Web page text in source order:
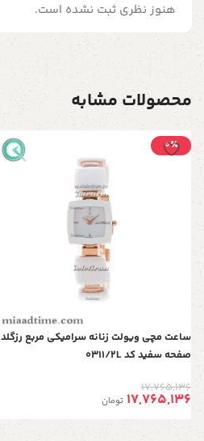
هنوز نظری ثبت نشده است.
محصولات مشابه
0٪
ساعت مچی ویولت زنانه سرامیکی مربع رزگلد
صفحه سفید کد 0311/2L
17,765,136
17,765,136 تومان